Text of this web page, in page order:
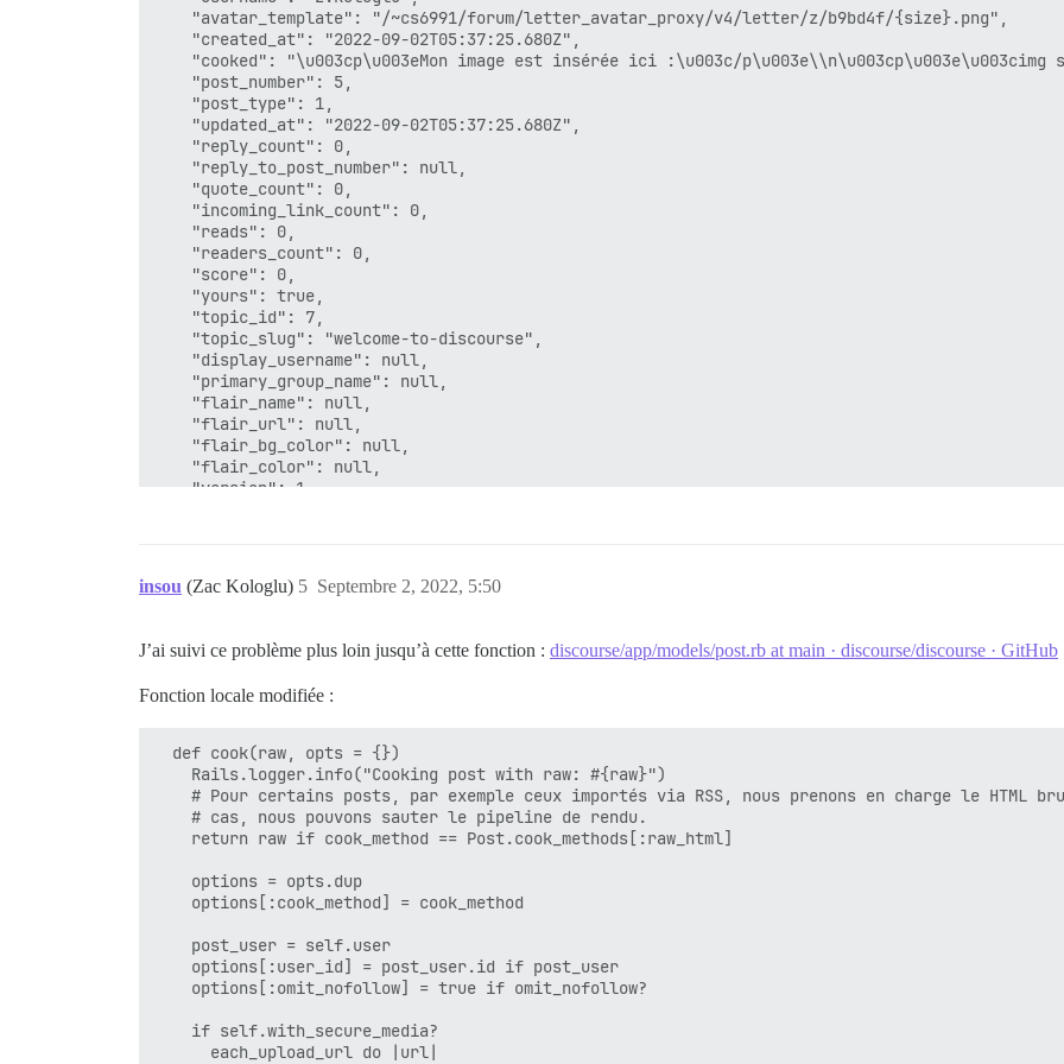
hooks:
  after_code:
    - exec:
        cd: $home/plugins
        cmd:
          - git clone https://github.com/discourse/docker_manager.git
## Toutes les commandes personnalisées à exécuter après la construction
  - exec: echo "Début des commandes personnalisées"
## Si vous souhaitez définir l'adresse e-mail 'De' pour votre première inscription,
## Après avoir reçu le premier e-mail d'inscription, re-commentez la ligne. Elle ne doit
  #- exec: rails r "SiteSetting.notification_email='info@unconfigured.discourse.org'"
  - exec:
      cd: $home
      cmd:
        - mkdir -p public/~cs6991/forum
        - cd public/~cs6991/forum && ln -s ../../uploads && ln -s ../../backups
  - replace:
     global: true
     filename: /etc/nginx/conf.d/discourse.conf
     from: proxy_pass http://discourse;
     to: |
     from: etag off;
        location /~cs6991/forum {
        }
       from: $proxy_add_x_forwarded_for
       to: $http_your_original_ip_header
       global: true
    "avatar_template": "/~cs6991/forum/letter_avatar_proxy/v4/letter/z/b9bd4f/{size}.png",
    "created_at": "2022-09-02T05:37:25.680Z",
"cooked": "\u003cp\u003eMon image est insérée ici :\u003c/
    "post_number": 5,
    "post_type": 1,
    "updated_at": "2022-09-02T05:37:25.680Z",
    "reply_count": 0,
    "reply_to_post_number": null,
    "quote_count": 0,
    "incoming_link_count": 0,
    "reads": 0,
    "readers_count": 0,
    "score": 0,
    "yours": true,
    "topic_id": 7,
    "topic_slug": "welcome-to-discourse",
    "display_username": null,
    "primary_group_name": null,
    "flair_name": null,
    "flair_url": null,
    "flair_bg_color": null,
    "flair_color": null,
    "version": 1,
    "user_title": null,
"raw": "Mon image est insérée ici :\n\n![ferris|690x459](upload://
    "actions_summary": [
        "id": 3,
      },
      {
        "id": 4,
        "can_act": true
      },
        "id": 8,
        "can_act": true
      },
      {
        "id": 7,
        "can_act": true
      }
    ],
    "moderator": false,
insou (Zac Kologlu) Septembre 2, 2022, 5:50
5
J’ai suivi ce problème plus loin jusqu’à cette fonction : discourse/app/models/post.rb at main · discourse/discourse · GitHub
Fonction locale modifiée :
  def cook(raw, opts = {})
    Rails.logger.info("Cooking post with raw: #{raw}")
# Pour certains posts, par exemple ceux importés via RSS, nous prenons en charge le HTML
    # cas, nous pouvons sauter le pipeline de rendu.
    return raw if cook_method == Post.cook_methods[:raw_html]
    options = opts.dup
    options[:cook_method] = cook_method
    post_user = self.user
    options[:user_id] = post_user.id if post_user
    options[:omit_nofollow] = true if omit_nofollow?
    if self.with_secure_media?
      each_upload_url do |url|